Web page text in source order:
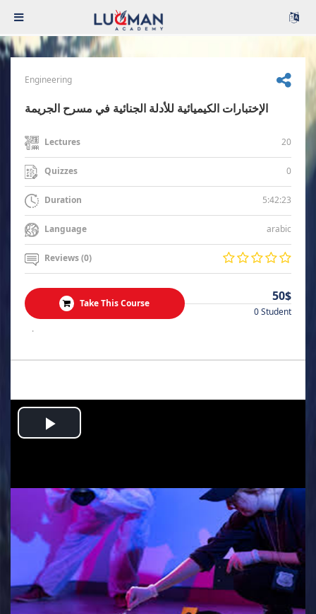
Engineering
الإختبارات الكيميائية للأدلة الجنائية في مسرح الجريمة
Lectures 20
Quizzes 0
Duration 5:42:23
Language arabic
Reviews (0)
Take This Course 50$
0 Student
.
Play